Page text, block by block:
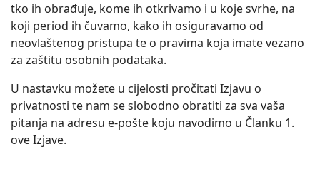
tko ih obrađuje, kome ih otkrivamo i u koje svrhe, na
koji period ih čuvamo, kako ih osiguravamo od
neovlaštenog pristupa te o pravima koja imate vezano
za zaštitu osobnih podataka.
U nastavku možete u cijelosti pročitati Izjavu o
privatnosti te nam se slobodno obratiti za sva vaša
pitanja na adresu e-pošte koju navodimo u Članku 1.
ove Izjave.